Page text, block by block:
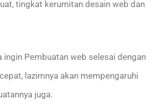
tingkat kerumitan desain web dan
ingin Pembuatan web selesai dengan
lazimnya akan mempengaruhi
juga.